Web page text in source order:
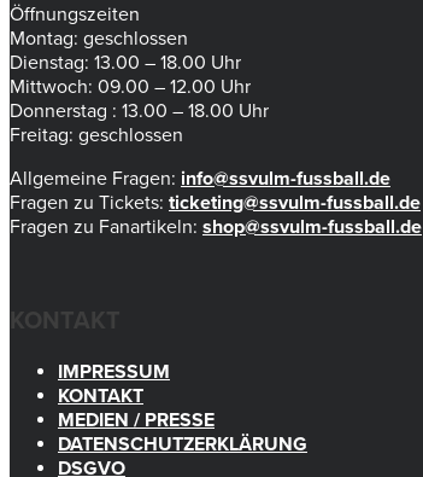
Öffnungszeiten
Montag: geschlossen
Dienstag: 13.00 – 18.00 Uhr
Mittwoch: 09.00 – 12.00 Uhr
Donnerstag : 13.00 – 18.00 Uhr
Freitag: geschlossen
Allgemeine Fragen: info@ssvulm-fussball.de
Fragen zu Tickets: ticketing@ssvulm-fussball.de
Fragen zu Fanartikeln: shop@ssvulm-fussball.de
KONTAKT
IMPRESSUM
KONTAKT
MEDIEN / PRESSE
DATENSCHUTZERKLÄRUNG
DSGVO